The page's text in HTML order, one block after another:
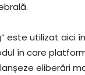
este utilizat aici
în care
eliberări